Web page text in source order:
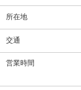
所在地
交通
営業時間